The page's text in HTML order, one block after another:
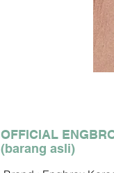
OFFICIAL
(barang asli)